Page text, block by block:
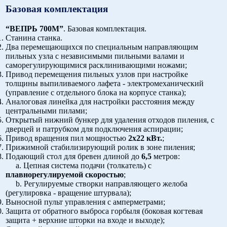
Базовая комплектация
“ВЕПРЬ 700М”. Базовая комплектация.
Станина станка.
Два перемещающихся по специальным направляющим
пильных узла с независимыми пильными валами и
саморегулирующимися расклинивающими ножами;
Привод перемещения пильных узлов при настройке
толщины выпиливаемого лафета - электромеханический
(управление с отдельного блока на корпусе станка);
Аналоговая линейка для настройки расстояния между
центральными пилами;
Открытый нижний бункер для удаления отходов пиления, с
дверцей и патрубком для подключения аспирации;
Привод вращения пил мощностью2х22 кВт.;
Прижимной стабилизирующий ролик в зоне пиления;
Подающий стол для бревен длиной до6,5метров:
a. Цепная система подачи (толкатель) с
плавнорегулируемой скоростью;
b. Регулируемые створки направляющего желоба
(регулировка - вращение штурвала);
Выносной пульт управления с амперметрами;
Защита от обратного выброса горбыля (боковая когтевая
защита + верхние шторки на входе и выходе);